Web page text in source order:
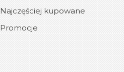
Najczęściej kupowane
Promocje